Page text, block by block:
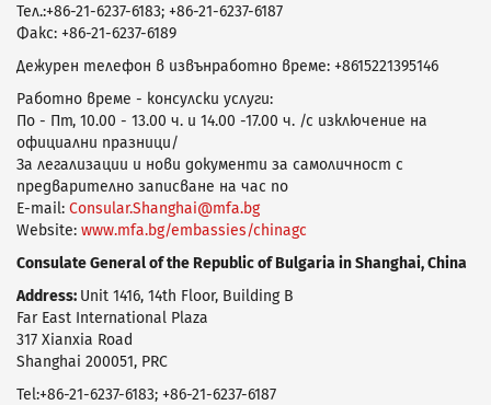
Teл.:+86-21-6237-6183; +86-21-6237-6187
Фaкс: +86-21-6237-6189
Дежурен телефон в извънработно време: +8615221395146
Работно време - консулски услуги:
По - Пт, 10.00 - 13.00 ч. и 14.00 -17.00 ч. /с изключение на
официални празници/
За легализации и нови документи за самоличност с
предварително записване на час по
E-mail: Consular.Shanghai@mfa.bg
Website: www.mfa.bg/embassies/chinagc
Consulate General of the Republic of Bulgaria in Shanghai, China
Address: Unit 1416, 14th Floor, Building B
Far East International Plaza
317 Xianxia Road
Shanghai 200051, PRC
Tel:+86-21-6237-6183; +86-21-6237-6187